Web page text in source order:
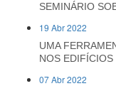
SEMINÁRIO
19 Abr 2022
UMA
NOS
07 Abr 2022